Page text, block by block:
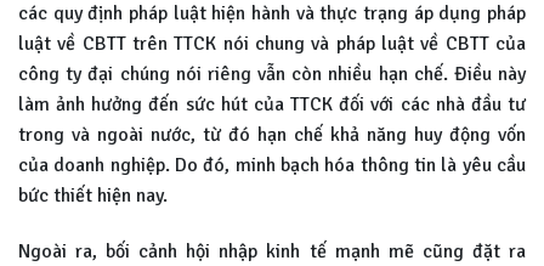
các quy định pháp luật hiện hành và thực trạng áp dụng pháp
luật về CBTT trên TTCK nói chung và pháp luật về CBTT của
công ty đại chúng nói riêng vẫn còn nhiều hạn chế. Điều này
làm ảnh hưởng đến sức hút của TTCK đối với các nhà đầu tư
trong và ngoài nước, từ đó hạn chế khả năng huy động vốn
của doanh nghiệp. Do đó, minh bạch hóa thông tin là yêu cầu
bức thiết hiện nay.
Ngoài ra, bối cảnh hội nhập kinh tế mạnh mẽ cũng đặt ra